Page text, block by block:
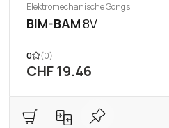
Elektromechanische Gongs
BIM-BAM8V
0 (0)
CHF 19.46